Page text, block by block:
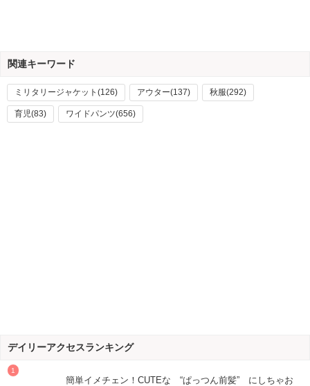
関連キーワード
ミリタリージャケット(126) アウター(137) 秋服(292)
育児(83) ワイドパンツ(656)
デイリーアクセスランキング
簡単イメチェン！CUTEな “ぱっつん前髪” にしちゃお